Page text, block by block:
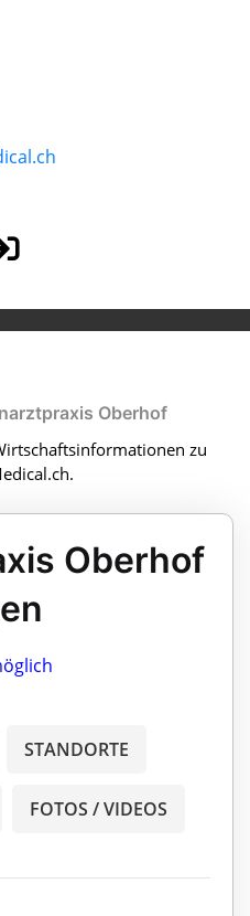
Oberhof
zu
Oberhof
STANDORTE
FOTOS / VIDEOS